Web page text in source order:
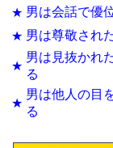
★ 男は会話で優
★ 男は尊敬され
★
男は見抜かれ
る
★
男は他人の目
る